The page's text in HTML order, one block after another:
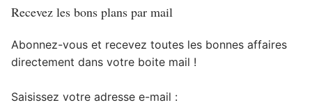
Recevez les bons plans par mail
Abonnez-vous et recevez toutes les bonnes affaires
directement dans votre boite mail !
Saisissez votre adresse e-mail :